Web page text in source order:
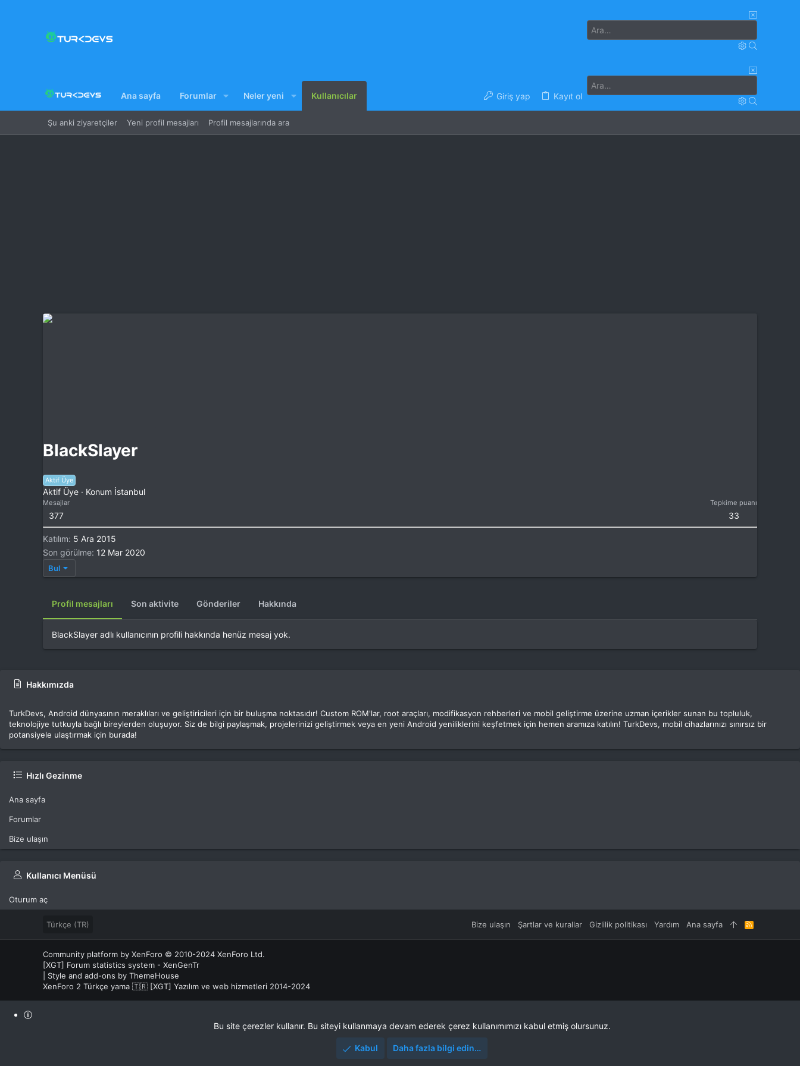
Ana sayfa Forumlar Neler yeni Kullanıcılar Giriş yap Kayıt ol
Şu anki ziyaretçiler Yeni profil mesajları Profil mesajlarında ara
BlackSlayer
Aktif Üye
Aktif Üye · Konum İstanbul
Mesajlar
377
Tepkime puanı
33
Katılım 5 Ara 2015
Son görülme 12 Mar 2020
Bul
Profil mesajları Son aktivite Gönderiler Hakkında
BlackSlayer adlı kullanıcının profili hakkında henüz mesaj yok.
Hakkımızda
TurkDevs, Android dünyasının meraklıları ve geliştiricileri için bir buluşma noktasıdır! Custom ROM'lar, root araçları, modifikasyon rehberleri ve mobil geliştirme üzerine uzman içerikler sunan bu topluluk,
teknolojiye tutkuyla bağlı bireylerden oluşuyor. Siz de bilgi paylaşmak, projelerinizi geliştirmek veya en yeni Android yeniliklerini keşfetmek için hemen aramıza katılın! TurkDevs, mobil cihazlarınızı sınırsız bir
potansiyele ulaştırmak için burada!
Hızlı Gezinme
Ana sayfa
Forumlar
Bize ulaşın
Kullanıcı Menüsü
Oturum aç
Türkçe (TR) Bize ulaşın Şartlar ve kurallar Gizlilik politikası Yardım Ana sayfa
R
S
Community platform by XenForo © 2010-2024 XenForo Ltd.
[XGT] Forum statistics system - XenGenTr
Style and add-ons by ThemeHouse
XenForo 2 Türkçe yama 🇹🇷 [XGT] Yazılım ve web hizmetleri 2014-2024
Bu site çerezler kullanır. Bu siteyi kullanmaya devam ederek çerez kullanımımızı kabul etmiş olursunuz.
Kabul Daha fazla bilgi edin…